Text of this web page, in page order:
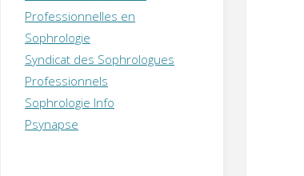
Professionnelles en
Sophrologie
Syndicat des Sophrologues
Professionnels
Sophrologie Info
Psynapse